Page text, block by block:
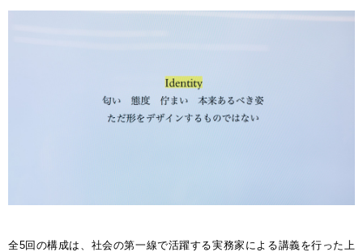
全5回の構成は、社会の第一線で活躍する実務家による講義を行った上